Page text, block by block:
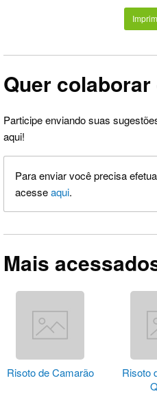
Quer
Participe enviando suas
aqui!
Para enviar você precisa
acesseaqui.
Mais
Risoto de Camarão
Risoto